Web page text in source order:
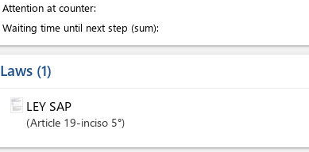
Attention at counter:
Waiting time until next step (sum):
Laws 1
LEY SAP
Article 19-inciso 5°